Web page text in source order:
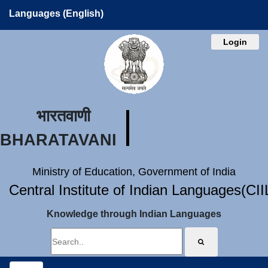
Languages (English)
Login
भारतवाणी
BHARATAVANI
Ministry of Education, Government of India
Central Institute of Indian
Knowledge through Indian Languages